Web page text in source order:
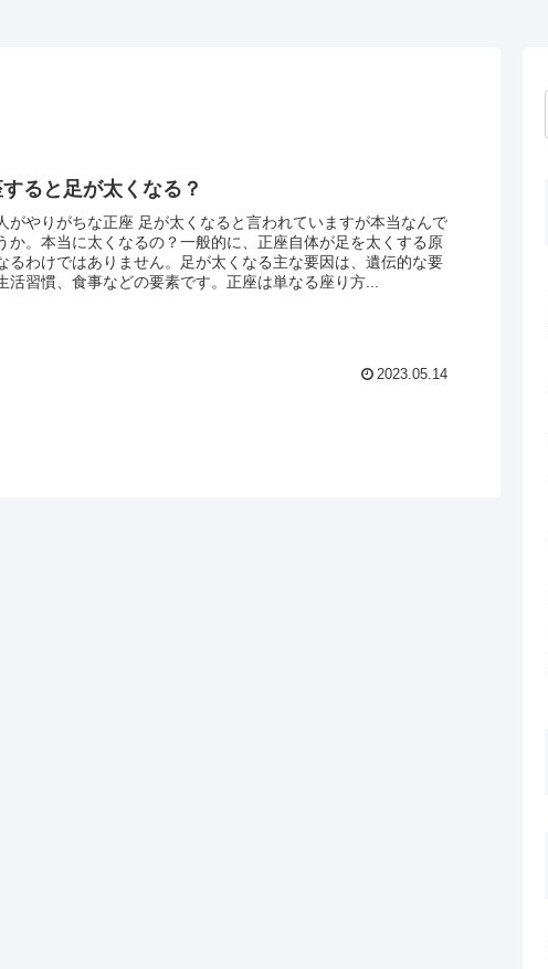
ると足が太くなる？
がやりがちな正座 足が太くなると言われていますが本当なんで
か。本当に太くなるの？一般的に、正座自体が足を太くする原
るわけではありません。足が太くなる主な要因は、遺伝的な要
活習慣、食事などの要素です。正座は単なる座り方...
2023.05.14